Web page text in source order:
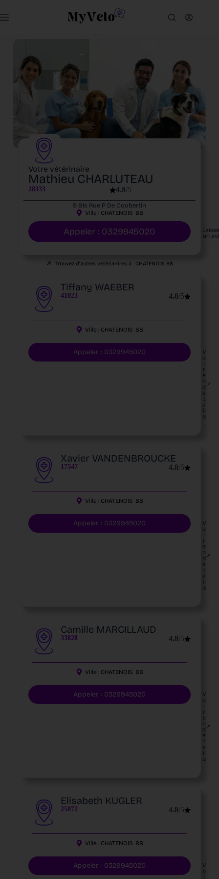
Votre vétérinaire
Mathieu CHARLUTEAU
28333 4.8/5
9 Bis Rue P De Coubertin
Ville : CHATENOIS 88
Appeler : 0329945020
un
Trouvez d'autres vétérianires à : CHATENOIS 88
Tiffany WAEBER
41023 4.8/5
Ville : CHATENOIS 88
Appeler : 0329945020
V
o
i
r
e
n
d
é
t
a
il
s
Xavier VANDENBROUCKE
17547 4.8/5
Ville : CHATENOIS 88
Appeler : 0329945020
V
o
i
r
e
n
d
é
t
a
il
s
Camille MARCILLAUD
33828 4.8/5
Ville : CHATENOIS 88
Appeler : 0329945020
V
o
i
r
e
n
d
é
t
a
il
s
Elisabeth KUGLER
25872 4.8/5
Ville : CHATENOIS 88
Appeler : 0329945020
V
o
i